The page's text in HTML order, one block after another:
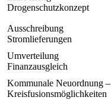
Drogenschutzkonzept
Ausschreibung
Stromlieferungen
Umverteilung
Finanzausgleich
Kommunale Neuordnung –
Kreisfusionsmöglichkeiten